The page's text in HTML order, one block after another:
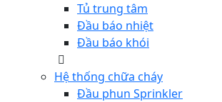
Tủ trung tâm
Đầu báo nhiệt
Đầu báo khói
Hệ thống chữa cháy
Đầu phun Sprinkler